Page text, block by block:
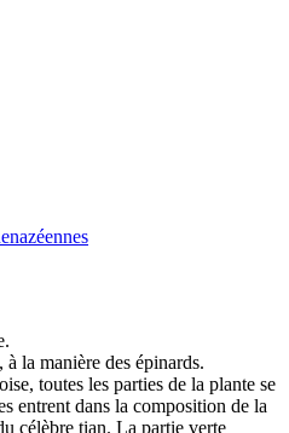
la manière des épinards.
toutes les parties de la plante se
entrent dans la composition de la
célèbre tian. La partie verte